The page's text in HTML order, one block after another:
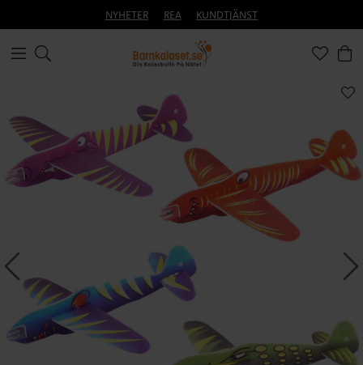
NYHETER REA KUNDTJÄNST